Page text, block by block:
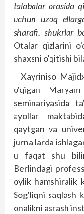
talabalar orasida
uchun uzoq
sharafi, shukrlar
Otalar qizlarini
shaxsni o'qitishi
Xayriniso
o'qigan
seminariyasida
ayollar
qaytgan va
jurnallarda
u faqat shu
Berlindagi
oylik hamshiralik
Sog'liqni saqlash
onalikni asrash